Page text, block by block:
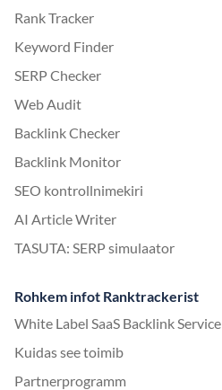
Rank Tracker
Keyword Finder
SERP Checker
Web Audit
Backlink Checker
Backlink Monitor
SEO kontrollnimekiri
AI Article Writer
TASUTA: SERP simulaator
Rohkem infot Ranktrackerist
White Label SaaS Backlink Service
Kuidas see toimib
Partnerprogramm